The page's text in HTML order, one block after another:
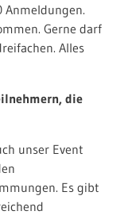
Anmeldungen.
Gerne darf
Alles
die
unser Event
Es gibt